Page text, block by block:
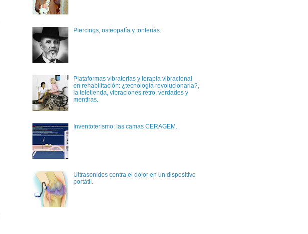
Piercings, osteopatía y tonterías.
Plataformas vibratorias y terapia vibracional
en rehabilitación: ¿tecnología revolucionaria?,
la teletienda, vibraciones retro, verdades y
mentiras.
Inventoterismo: las camas CERAGEM.
Ultrasonidos contra el dolor en un dispositivo
portátil.